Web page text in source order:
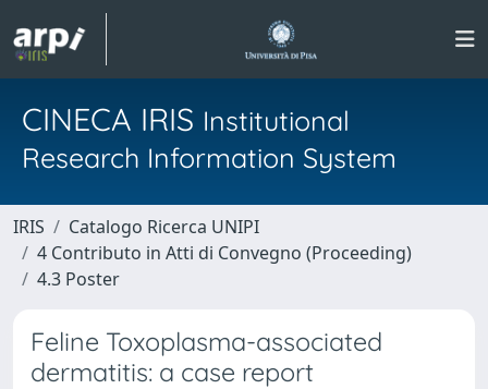
CINECA IRIS Institutional
Research Information System
IRIS
Catalogo Ricerca UNIPI
4 Contributo in Atti di Convegno (Proceeding)
4.3 Poster
Feline Toxoplasma-associated
dermatitis: a case report